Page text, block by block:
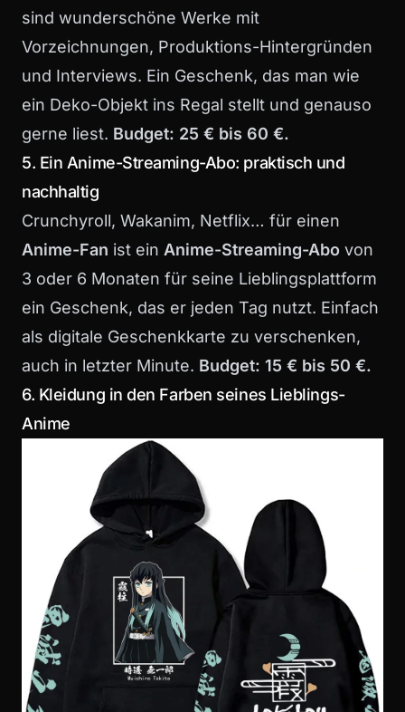
sind wunderschöne Werke mit
Vorzeichnungen, Produktions-Hintergründen
und Interviews. Ein Geschenk, das man wie
ein Deko-Objekt ins Regal stellt und genauso
gerne liest. Budget: 25 € bis 60 €.
5. Ein Anime-Streaming-Abo: praktisch und
nachhaltig
Crunchyroll, Wakanim, Netflix… für einen
Anime-Fan ist ein Anime-Streaming-Abo von
3 oder 6 Monaten für seine Lieblingsplattform
ein Geschenk, das er jeden Tag nutzt. Einfach
als digitale Geschenkkarte zu verschenken,
auch in letzter Minute. Budget: 15 € bis 50 €.
6. Kleidung in den Farben seines Lieblings-
Anime